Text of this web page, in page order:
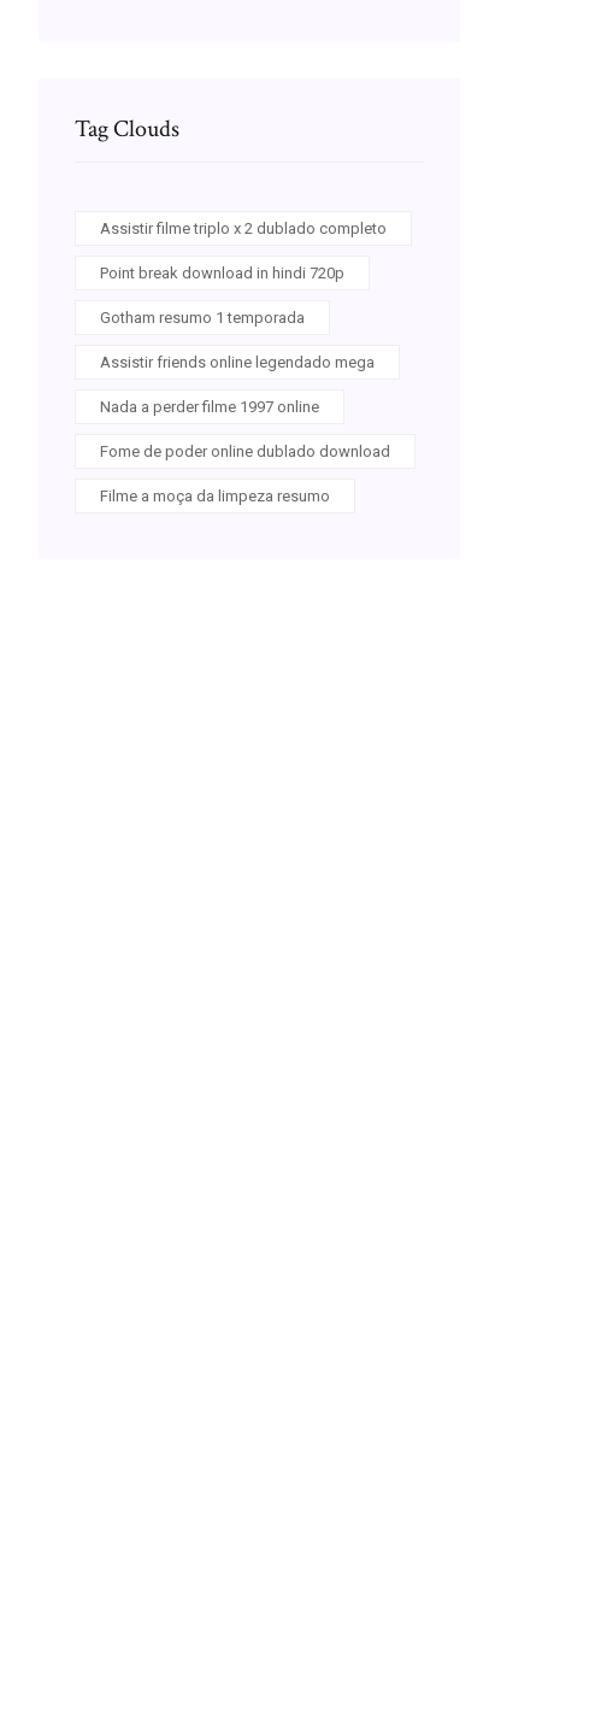
Tag Clouds
Assistir filme triplo x 2 dublado completo
Point break download in hindi 720p
Gotham resumo 1 temporada
Assistir friends online legendado mega
Nada a perder filme 1997 online
Fome de poder online dublado download
Filme a moça da limpeza resumo